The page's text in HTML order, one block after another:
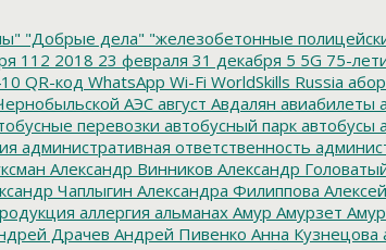
"Добрые дела" "железобетонные
112 2018 23 февраля 31 декабря 5 5G 75-
QR-код WhatsApp Wi-Fi WorldSkills Russia
АЭС август Авдалян авиабилеты
перевозки автобусный парк автобусы
административная ответственность
Александр Винников Александр
Чаплыгин Александра Филиппова
аллергия альманах Амур Амурзет
Драчев Андрей Пивенко Анна Кузнецова